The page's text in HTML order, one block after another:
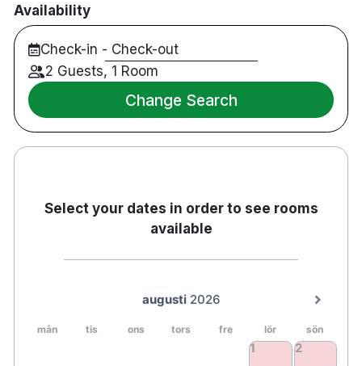
vilket gör det till en utmärkt utgångspunkt för både
nöje och shopping.
Tillgänglighetsanpassat hotell.
Husdjur är välkomna mot en avgift.
Parkering finns mot en avgift.
Viktig information
28 är stängt.
Under vecka 35 (24–30 augusti) är
inte längre några behandlingar i Pool Club.
Availability
Check-in - Check-out
2 Guests, 1 Room
Change Search
Select your dates in order to see rooms
available